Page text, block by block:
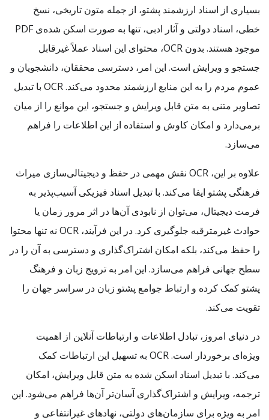
بسیاری از اسناد ارزشمند پشتو، از جمله متون تاریخی، نسخ
خطی، اسناد دولتی و آثار ادبی، تنها به صورت اسکن شده‌ی PDF
موجود هستند. بدون OCR، محتوای این اسناد عملاً غیرقابل
جستجو و ویرایش است. این امر، دسترسی محققان، دانشجویان و
عموم مردم را به این منابع ارزشمند محدود می‌کند. OCR با تبدیل
تصاویر متنی به متن قابل ویرایش و جستجو، این موانع را از میان
برمی‌دارد و امکان کاوش و استفاده از این اطلاعات را فراهم
می‌سازد.
علاوه بر این، OCR نقش مهمی در حفظ و دیجیتالی‌سازی میراث
فرهنگی پشتو ایفا می‌کند. با تبدیل اسناد فیزیکی آسیب‌پذیر به
فرمت دیجیتال، می‌توان از نابودی آن‌ها در اثر مرور زمان یا
حوادث غیرمترقبه جلوگیری کرد. در این فرآیند، OCR نه تنها محتوا
را حفظ می‌کند، بلکه امکان اشتراک‌گذاری و دسترسی به آن را در
سطح جهانی فراهم می‌سازد. این امر به ترویج زبان و فرهنگ
پشتو کمک کرده و ارتباط جوامع پشتو زبان در سراسر جهان را
تقویت می‌کند.
در دنیای امروز، تبادل اطلاعات و ارتباطات آنلاین از اهمیت
ویژه‌ای برخوردار است. OCR به تسهیل این ارتباطات کمک
می‌کند. با تبدیل اسناد اسکن شده به متن قابل ویرایش، امکان
ترجمه، ویرایش و اشتراک‌گذاری آسان‌تر آن‌ها فراهم می‌شود. این
امر به ویژه برای سازمان‌های دولتی، نهادهای غیرانتفاعی و